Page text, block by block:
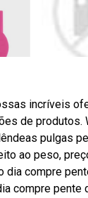
incríveis
de produtos.
pulgas
ao peso,
dia compre
compre pente